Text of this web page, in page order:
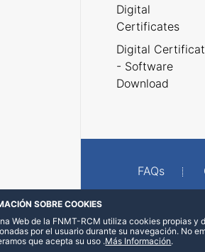
Digital
Certificates
Digital
- Software
Download
FAQs
SOBRE COOKIES
Web de la FNMT-RCM utiliza cookies propias
por el usuario durante su navegación. No
que acepta su uso .Más Información.